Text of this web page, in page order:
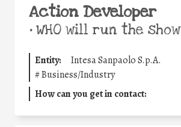
Action Developer
•WHO will run the show
Entity:
Intesa Sanpaolo S.p.A.
#Business/Industry
How can you get in contact: